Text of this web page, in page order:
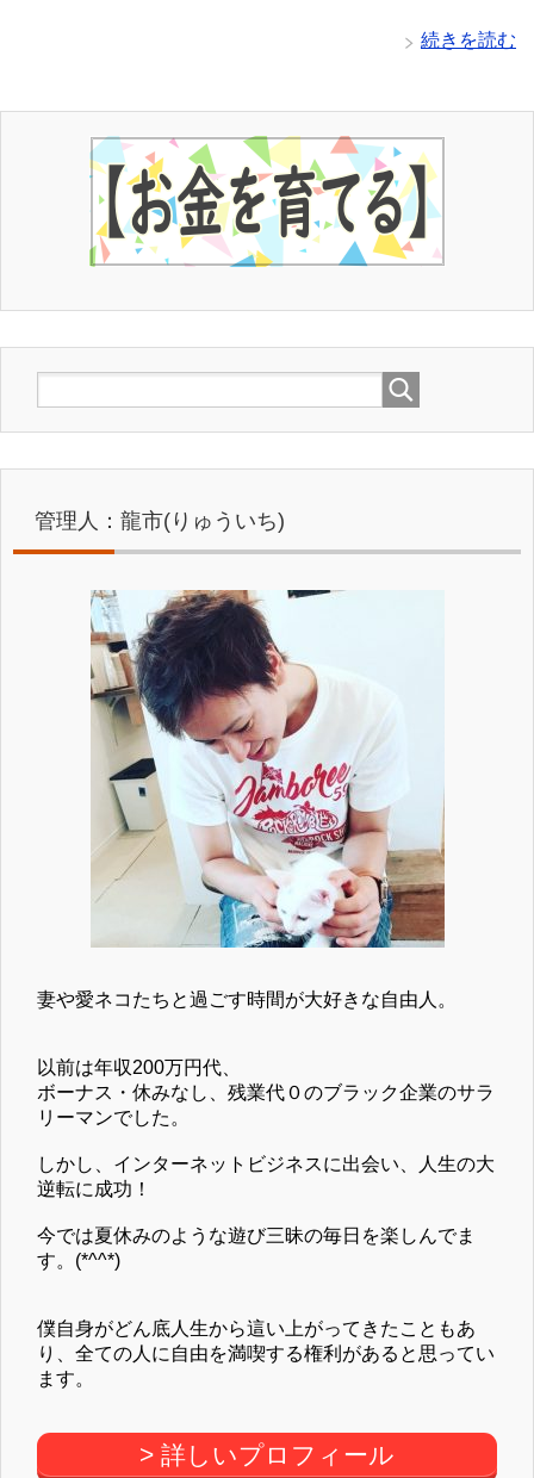
続きを読む
管理人：龍市(りゅういち)
妻や愛ネコたちと過ごす時間が大好きな自由人。
以前は年収200万円代、
ボーナス・休みなし、残業代０のブラック企業のサラ
リーマンでした。
しかし、インターネットビジネスに出会い、人生の大
逆転に成功！
今では夏休みのような遊び三昧の毎日を楽しんでま
す。(*^^*)
僕自身がどん底人生から這い上がってきたこともあ
り、全ての人に自由を満喫する権利があると思ってい
ます。
> 詳しいプロフィール